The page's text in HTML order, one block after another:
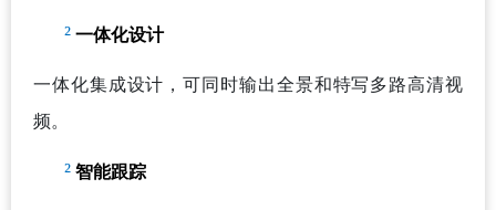
² 一体化设计
一体化集成设计，可同时输出全景和特写多路高清视
频。
² 智能跟踪